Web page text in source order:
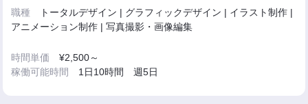
職種
トータルデザイン | グラフィックデザイン | イラスト制作 |
アニメーション制作 | 写真撮影・画像編集
時間単価¥2,500～
稼働可能時間 1日10時間 週5日